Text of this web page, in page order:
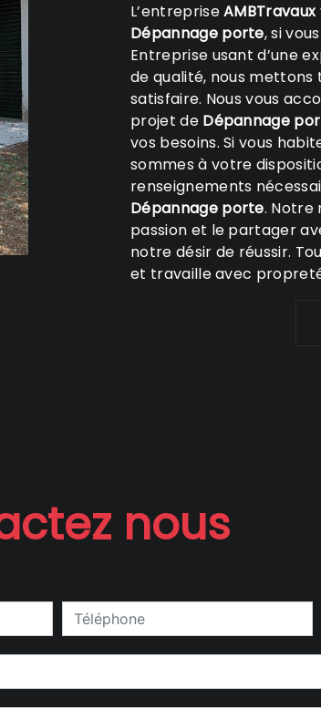
L’entrepriseAMBTravaux
Dépannage porte, si
Entreprise usant d’une
de qualité, nous mettons
satisfaire. Nous vous
projet de Dépannage
vos besoins. Si vous
sommes à votre
renseignements
Dépannage porte.
passion et le partager
notre désir de réussir.
et travaille avec
nous